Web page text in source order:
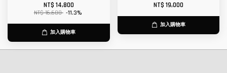
NT$ 14,800
NT$ 16,680 -11.3%
加入購物車
NT$ 19,000
加入購物車